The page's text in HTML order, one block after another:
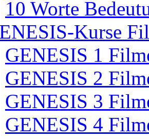
10 Worte
Kurse
GENESIS 1
GENESIS 2
GENESIS 3
GENESIS 4